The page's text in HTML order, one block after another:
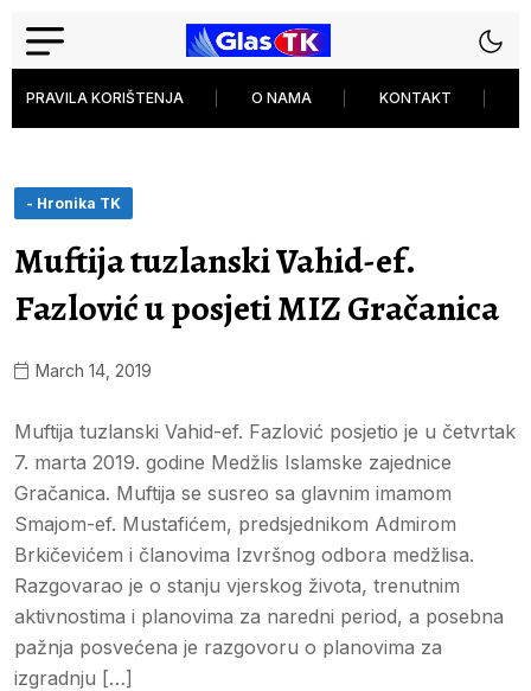
PRAVILA KORIŠTENJA O NAMA KONTAKT
- Hronika TK
Muftija tuzlanski Vahid-ef.
Fazlović u posjeti MIZ Gračanica
March 14, 2019
Muftija tuzlanski Vahid-ef. Fazlović posjetio je u četvrtak
7. marta 2019. godine Medžlis Islamske zajednice
Gračanica. Muftija se susreo sa glavnim imamom
Smajom-ef. Mustafićem, predsjednikom Admirom
Brkičevićem i članovima Izvršnog odbora medžlisa.
Razgovarao je o stanju vjerskog života, trenutnim
aktivnostima i planovima za naredni period, a posebna
pažnja posvećena je razgovoru o planovima za
izgradnju […]